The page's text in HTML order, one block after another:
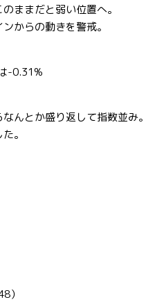
ままだと弱い位置へ。
からの動きを警戒。
-0.31%
んとか盛り返して指数並み。
。
）